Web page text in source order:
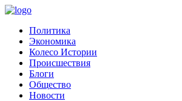
Политика
Экономика
Колесо Истории
Происшествия
Блоги
Общество
Новости